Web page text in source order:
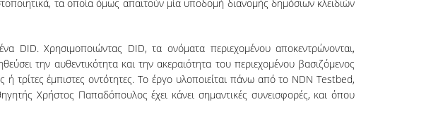
τα οποία όμως απαιτούν μία υποδομή διανομής δημόσιων κλειδιών
DID. Χρησιμοποιώντας DID, τα ονόματα περιεχομένου αποκεντρώνονται,
την αυθεντικότητα και την ακεραιότητα του περιεχομένου βασιζόμενος
τρίτες έμπιστες οντότητες. Το έργο υλοποιείται πάνω από το NDN Testbed,
Χρήστος Παπαδόπουλος έχει κάνει σημαντικές συνεισφορές, και όπου